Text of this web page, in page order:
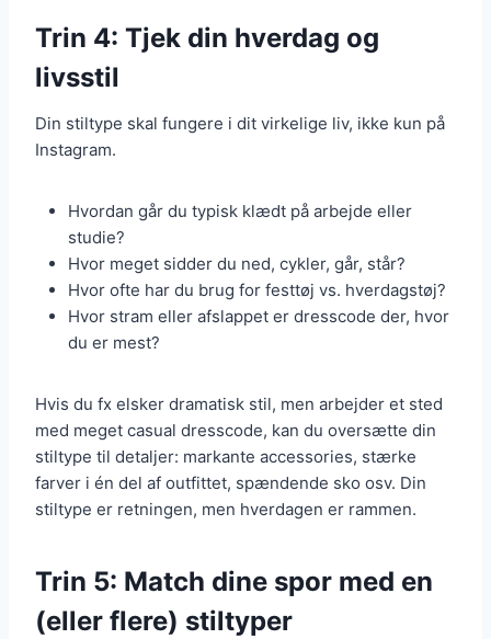
Trin 4: Tjek din hverdag og
livsstil
Din stiltype skal fungere i dit virkelige liv, ikke kun på
Instagram.
Hvordan går du typisk klædt på arbejde eller
studie?
Hvor meget sidder du ned, cykler, går, står?
Hvor ofte har du brug for festtøj vs. hverdagstøj?
Hvor stram eller afslappet er dresscode der, hvor
du er mest?
Hvis du fx elsker dramatisk stil, men arbejder et sted
med meget casual dresscode, kan du oversætte din
stiltype til detaljer: markante accessories, stærke
farver i én del af outfittet, spændende sko osv. Din
stiltype er retningen, men hverdagen er rammen.
Trin 5: Match dine spor med en
(eller flere) stiltyper